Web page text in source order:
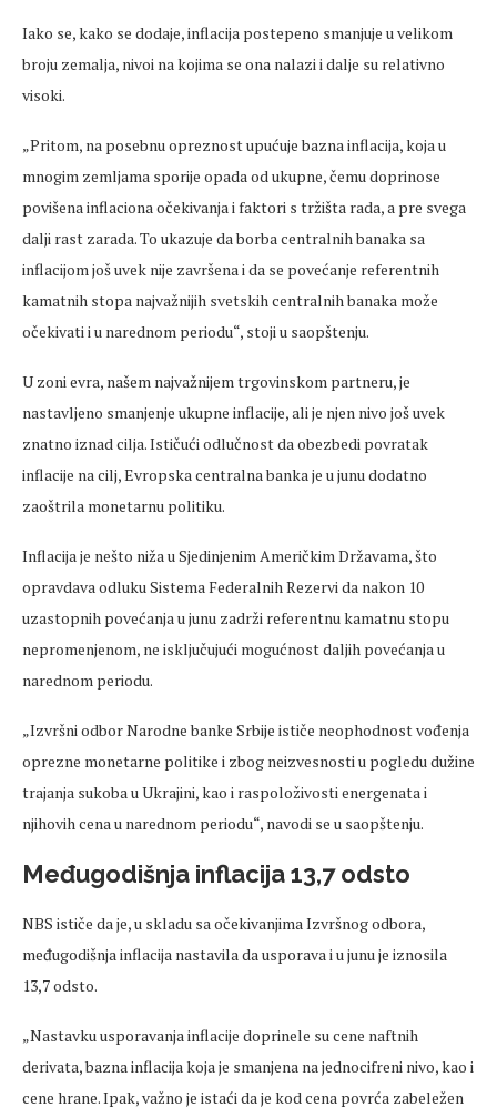
Iako se, kako se dodaje, inflacija postepeno smanjuje u velikom
broju zemalja, nivoi na kojima se ona nalazi i dalje su relativno
visoki.
„Pritom, na posebnu opreznost upućuje bazna inflacija, koja u
mnogim zemljama sporije opada od ukupne, čemu doprinose
povišena inflaciona očekivanja i faktori s tržišta rada, a pre svega
dalji rast zarada. To ukazuje da borba centralnih banaka sa
inflacijom još uvek nije završena i da se povećanje referentnih
kamatnih stopa najvažnijih svetskih centralnih banaka može
očekivati i u narednom periodu“, stoji u saopštenju.
U zoni evra, našem najvažnijem trgovinskom partneru, je
nastavljeno smanjenje ukupne inflacije, ali je njen nivo još uvek
znatno iznad cilja. Ističući odlučnost da obezbedi povratak
inflacije na cilj, Evropska centralna banka je u junu dodatno
zaoštrila monetarnu politiku.
Inflacija je nešto niža u Sjedinjenim Američkim Državama, što
opravdava odluku Sistema Federalnih Rezervi da nakon 10
uzastopnih povećanja u junu zadrži referentnu kamatnu stopu
nepromenjenom, ne isključujući mogućnost daljih povećanja u
narednom periodu.
„Izvršni odbor Narodne banke Srbije ističe neophodnost vođenja
oprezne monetarne politike i zbog neizvesnosti u pogledu dužine
trajanja sukoba u Ukrajini, kao i raspoloživosti energenata i
njihovih cena u narednom periodu“, navodi se u saopštenju.
Međugodišnja inflacija 13,7 odsto
NBS ističe da je, u skladu sa očekivanjima Izvršnog odbora,
međugodišnja inflacija nastavila da usporava i u junu je iznosila
13,7 odsto.
„Nastavku usporavanja inflacije doprinele su cene naftnih
derivata, bazna inflacija koja je smanjena na jednocifreni nivo, kao i
cene hrane. Ipak, važno je istaći da je kod cena povrća zabeležen